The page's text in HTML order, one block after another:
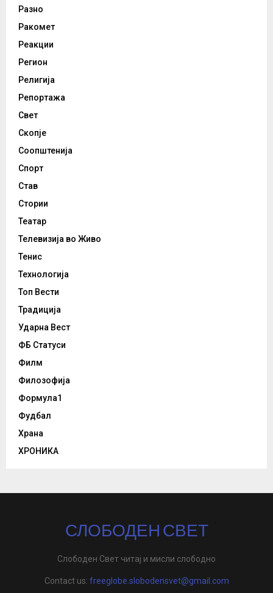
Разно
Ракомет
Реакции
Регион
Религија
Репортажа
Свет
Скопје
Соопштенија
Спорт
Став
Стории
Театар
Телевизија во Живо
Тенис
Технологија
Топ Вести
Традиција
Ударна Вест
ФБ Статуси
Филм
Филозофија
Формула1
Фудбал
Храна
ХРОНИКА
СЛОБОДЕН СВЕТ
Слободен Свет читај и мисли слободно
Contact us: freeglobe.slobodensvet@gmail.com